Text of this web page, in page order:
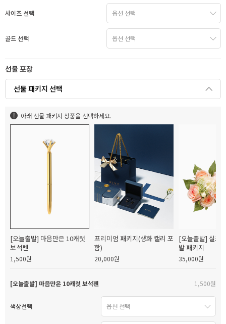
사이즈 선택
골드 선택
선물 포장
선물 패키지 선택
아래 선물 패키지 상품을 선택하세요.
[오늘출발] 마음만은 10캐럿
보석펜
1,500원
프리미엄 패키지(생화 캘리 포
함)
20,000원
[오늘출발] 실크
발 패키지
35,000원
[오늘출발] 마음만은 10캐럿 보석펜 1,500원
색상선택